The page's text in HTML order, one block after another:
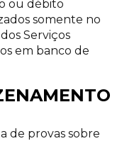
ou débito
somente no
Serviços
em banco de
de provas sobre